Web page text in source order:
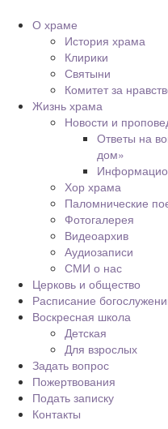
О храме
История храма
Клирики
Святыни
Комитет за
Жизнь храма
Новости и
Ответы на
дом»
Хор храма
Паломнические
Фотогалерея
Видеоархив
Аудиозаписи
СМИ о нас
Церковь и общество
Расписание
Воскресная школа
Детская
Для взрослых
Задать вопрос
Пожертвования
Подать записку
Контакты